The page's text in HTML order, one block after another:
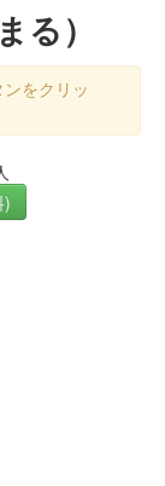
る）
をクリッ
)